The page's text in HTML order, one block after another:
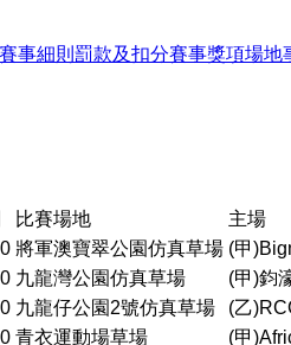
賽事細則 罰款及扣分賽事獎項場地
比賽場地
主場
將軍澳寶翠公園仿真草場 (甲
九龍灣公園仿真草場
(甲)鈞
九龍仔公園2號仿真草場
(乙
青衣運動場草場 (甲